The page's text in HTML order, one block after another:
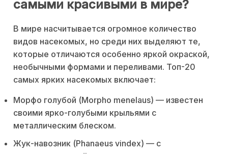
самыми красивыми в мире?
В мире насчитывается огромное количество
видов насекомых, но среди них выделяют те,
которые отличаются особенно яркой окраской,
необычными формами и переливами. Топ-20
самых ярких насекомых включает:
Морфо голубой (Morpho menelaus) — известен
своими ярко-голубыми крыльями с
металлическим блеском.
Жук-навозник (Phanaeus vindex) — с